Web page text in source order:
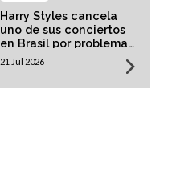
Harry Styles cancela
uno de sus conciertos
en Brasil por problemas
de salud
21 Jul 2026